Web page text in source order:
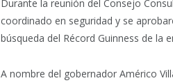
Durante la reunión del Consejo
coordinado en seguridad y se
búsqueda del Récord Guinness de la
A nombre del gobernador Américo